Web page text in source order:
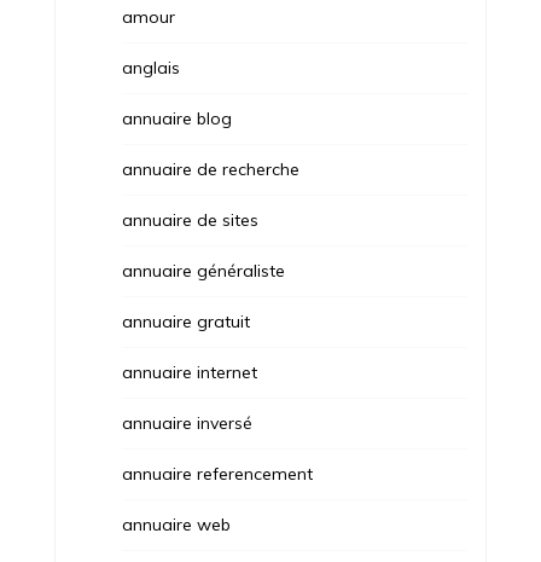
amour
anglais
annuaire blog
annuaire de recherche
annuaire de sites
annuaire généraliste
annuaire gratuit
annuaire internet
annuaire inversé
annuaire referencement
annuaire web